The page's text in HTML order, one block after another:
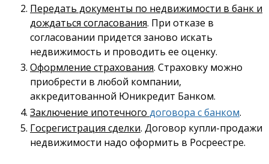
Передать документы по недвижимости в банк и
дождаться согласования. При отказе в
согласовании придется заново искать
недвижимость и проводить ее оценку.
Оформление страхования. Страховку можно
приобрести в любой компании,
аккредитованной Юникредит Банком.
Заключение ипотечного договора с банком.
Госрегистрация сделки. Договор купли-продажи
недвижимости надо оформить в Росреестре.